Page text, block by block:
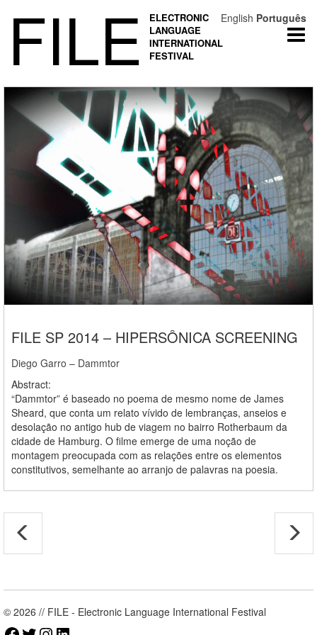
FILE
ELECTRONIC
LANGUAGE
INTERNATIONAL
FESTIVAL
FILE SP 2014 – HIPERSÔNICA SCREENING
Diego Garro – Dammtor
Abstract:
“Dammtor” é baseado no poema de mesmo nome de James
Sheard, que conta um relato vívido de lembranças, anseios e
desolação no antigo hub de viagem no bairro Rotherbaum da
cidade de Hamburg. O filme emerge de uma noção de
montagem preocupada com as relações entre os elementos
constitutivos, semelhante ao arranjo de palavras na poesia.
© 2026 // FILE - Electronic Language International Festival
English Português